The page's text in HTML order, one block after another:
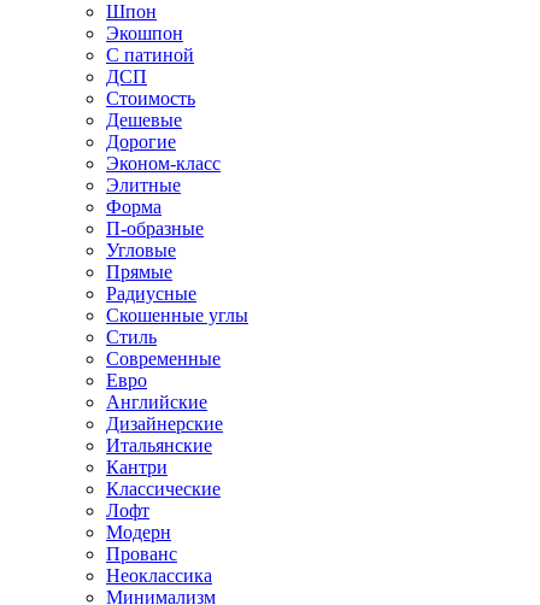
Шпон
Экошпон
С патиной
ДСП
Стоимость
Дешевые
Дорогие
Эконом-класс
Элитные
Форма
П-образные
Угловые
Прямые
Радиусные
Скошенные углы
Стиль
Современные
Евро
Английские
Дизайнерские
Итальянские
Кантри
Классические
Лофт
Модерн
Прованс
Неоклассика
Минимализм